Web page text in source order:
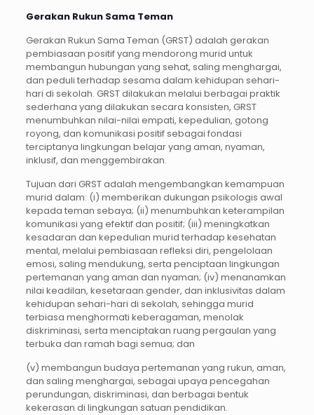
Gerakan Rukun Sama Teman
Gerakan Rukun Sama Teman (GRST) adalah gerakan
pembiasaan positif yang mendorong murid untuk
membangun hubungan yang sehat, saling menghargai,
dan peduli terhadap sesama dalam kehidupan sehari-
hari di sekolah. GRST dilakukan melalui berbagai praktik
sederhana yang dilakukan secara konsisten, GRST
menumbuhkan nilai-nilai empati, kepedulian, gotong
royong, dan komunikasi positif sebagai fondasi
terciptanya lingkungan belajar yang aman, nyaman,
inklusif, dan menggembirakan.
Tujuan dari GRST adalah mengembangkan kemampuan
murid dalam: (i) memberikan dukungan psikologis awal
kepada teman sebaya; (ii) menumbuhkan keterampilan
komunikasi yang efektif dan positif; (iii) meningkatkan
kesadaran dan kepedulian murid terhadap kesehatan
mental, melalui pembiasaan refleksi diri, pengelolaan
emosi, saling mendukung, serta penciptaan lingkungan
pertemanan yang aman dan nyaman; (iv) menanamkan
nilai keadilan, kesetaraan gender, dan inklusivitas dalam
kehidupan sehari-hari di sekolah, sehingga murid
terbiasa menghormati keberagaman, menolak
diskriminasi, serta menciptakan ruang pergaulan yang
terbuka dan ramah bagi semua; dan
(v) membangun budaya pertemanan yang rukun, aman,
dan saling menghargai, sebagai upaya pencegahan
perundungan, diskriminasi, dan berbagai bentuk
kekerasan di lingkungan satuan pendidikan.